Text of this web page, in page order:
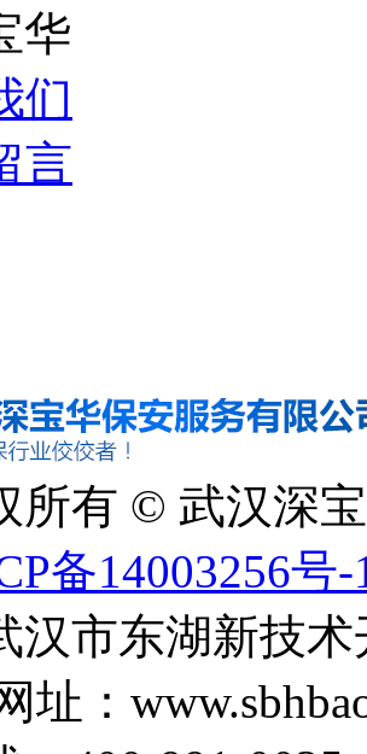
华
们
言
所有 © 武汉深
备14003256号-
汉市东湖新技
址：